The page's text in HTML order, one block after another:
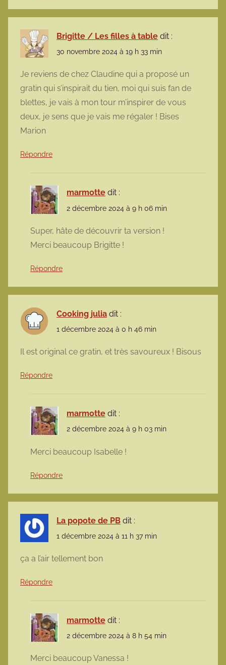
Brigitte / Les filles à table dit :
30 novembre 2024 à 19 h 33 min
Je reviens de chez Claudine qui a proposé un
gratin qui s’inspirait du tien, moi qui suis fan de
blettes, je vais à mon tour m’inspirer de vous
deux, je sens que je vais me régaler ! Bises
Marion
Répondre
marmotte dit :
2 décembre 2024 à 9 h 06 min
Super, hâte de découvrir ta version !
Merci beaucoup Brigitte !
Répondre
Cooking julia dit :
1 décembre 2024 à 0 h 46 min
Il est original ce gratin, et très savoureux ! Bisous
Répondre
marmotte dit :
2 décembre 2024 à 9 h 03 min
Merci beaucoup Isabelle !
Répondre
La popote de PB dit :
1 décembre 2024 à 11 h 37 min
ça a l’air tellement bon
Répondre
marmotte dit :
2 décembre 2024 à 8 h 54 min
Merci beaucoup Vanessa !